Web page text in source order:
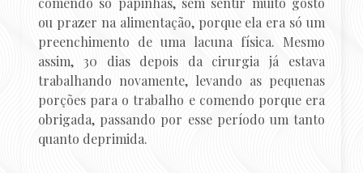
ou prazer na alimentação, porque ela era só um
preenchimento de uma lacuna física. Mesmo
assim, 30 dias depois da cirurgia já estava
trabalhando novamente, levando as pequenas
porções para o trabalho e comendo porque era
obrigada, passando por esse período um tanto
quanto deprimida.